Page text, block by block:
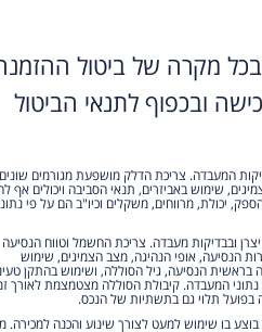
מקרה של ביטול
ובכפוף לתנאי הביטול
המעבדה. צריכת הדלק מושפעת מגורמים
שימוש באביזרים, תנאי הסביבה ויכולים אף
יכולת, מרווחים, משקלים וכיו"ב הם על פי
ובבדיקות מעבדה. צריכת החשמל וטווח הנסיעה
הנסיעה, אופי הנהיגה, מצב הצמיגים, שימוש
בראשית הנסיעה, גיל הסוללה, ושימוש בהתקן
המעבדה. קיבולת הסוללה מצטמצמת לאורך
בפועל תלוי גם בתשתיות של הנכס.
חדש 0 ק"מ אשר לא בוצע בו שימוש למעט לצורך שינוע והכנה